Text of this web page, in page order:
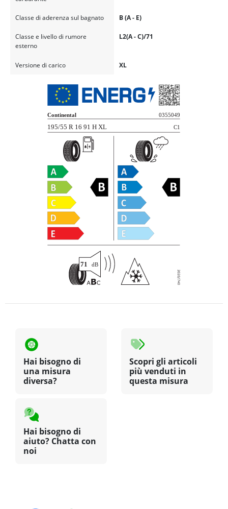
Classe di aderenza sul bagnato B (A - E)
Classe e livello di rumore
esterno
L2(A - C)/71
Versione di carico XL
Hai bisogno di
una misura
diversa?
Scopri gli articoli
più venduti in
questa misura
Hai bisogno di
aiuto? Chatta con
noi